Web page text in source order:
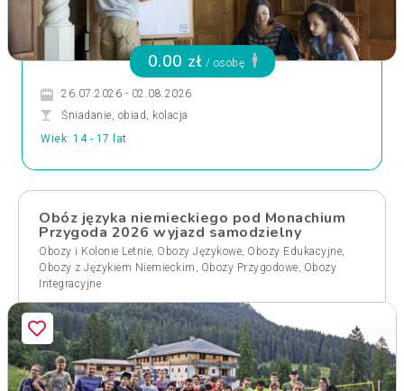
0.00 zł / osobę
26.07.2026 - 02.08.2026
Śniadanie, obiad, kolacja
Wiek: 14 - 17 lat
Obóz języka niemieckiego pod Monachium
Przygoda 2026 wyjazd samodzielny
Obozy i Kolonie Letnie, Obozy Językowe, Obozy Edukacyjne,
Obozy z Językiem Niemieckim , Obozy Przygodowe, Obozy
Integracyjne